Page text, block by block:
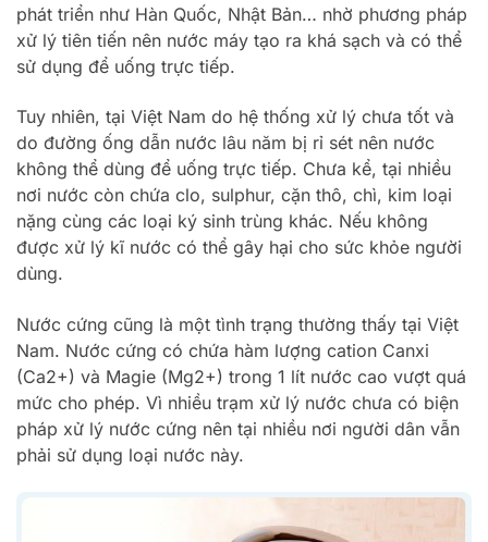
phát triển như Hàn Quốc, Nhật Bản… nhờ phương pháp
xử lý tiên tiến nên nước máy tạo ra khá sạch và có thể
sử dụng để uống trực tiếp.
Tuy nhiên, tại Việt Nam do hệ thống xử lý chưa tốt và
do đường ống dẫn nước lâu năm bị rỉ sét nên nước
không thể dùng để uống trực tiếp. Chưa kể, tại nhiều
nơi nước còn chứa clo, sulphur, cặn thô, chì, kim loại
nặng cùng các loại ký sinh trùng khác. Nếu không
được xử lý kĩ nước có thể gây hại cho sức khỏe người
dùng.
Nước cứng cũng là một tình trạng thường thấy tại Việt
Nam. Nước cứng có chứa hàm lượng cation Canxi
(Ca2+) và Magie (Mg2+) trong 1 lít nước cao vượt quá
mức cho phép. Vì nhiều trạm xử lý nước chưa có biện
pháp xử lý nước cứng nên tại nhiều nơi người dân vẫn
phải sử dụng loại nước này.